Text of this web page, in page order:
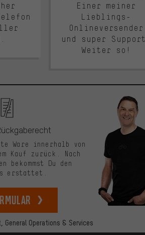
Einer meiner
Lieblings-
Onlineversender
und super
Weiter so!
General Operations & Services
Ware innerhalb von
Kauf zurück. Nach
bekommst Du den
erstattet.